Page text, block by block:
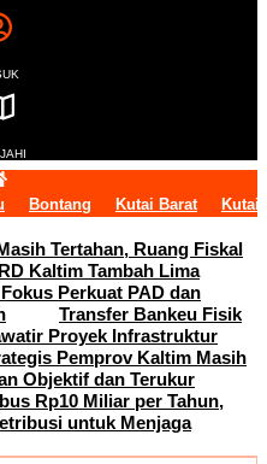
Bontang Kutai Barat Kutai
Tertahan, Ruang Fiskal
Kaltim Tambah Lima
Perkuat PAD dan
Transfer Bankeu Fisik
Proyek Infrastruktur
Pemprov Kaltim Masih
Objektif dan Terukur
Rp10 Miliar per Tahun,
untuk Menjaga